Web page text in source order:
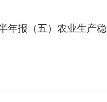
年报（五）农业生产